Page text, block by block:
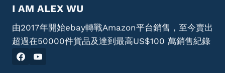
發
展
趨
勢
I AM ALEX WU
由2017年開始ebay轉戰Amazon平台銷售，至今賣出
超過在50000件貨品及達到最高US$100 萬銷售紀錄